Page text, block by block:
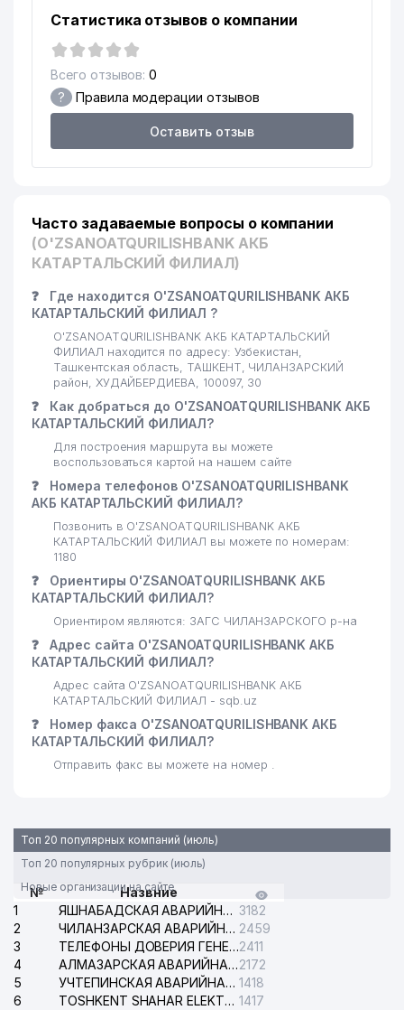
16 KOMILA-SERVIS ООО 825 м
EUROASIA INSURANCE СП ООО
18
PROVENT AIRCOOL
ENGINEERING ООО
19 ENERGOREMONT ПП 846 м
АВТОМОБИЛЬНЫХ
ПЕРЕВОЗЧИКОВ УЗБЕКИСТАНА
21 ASTER IT SERVICE ООО
22 FIDO-BIZNES ООО
23 BILIMINTERTRANS ООО 925 м
ARS-INFORM ООО
25
ПАРК КУЛЬТУРЫ И ОТДЫХА им.
ГАФУРА ГУЛЯМА
26 ALMAZMED ООО 989 м
27
АКАДЕМИЧЕСКИЙ ЛИЦЕЙ
УНИВЕРСИТЕТА УЗБЕКИСТАНА
(НУУз) им. СИРОЖИДДИНОВА
990 м
Статистика отзывов о компании
Всего отзывов: 0
? Правила модерации отзывов
Оставить отзыв
Часто задаваемые вопросы о компании
(O'ZSANOATQURILISHBANK АКБ
КАТАРТАЛЬСКИЙ ФИЛИАЛ)
❓
Где находится O'ZSANOATQURILISHBANK АКБ
КАТАРТАЛЬСКИЙ ФИЛИАЛ ?
O'ZSANOATQURILISHBANK АКБ КАТАРТАЛЬСКИЙ
ФИЛИАЛ находится по адресу: Узбекистан,
Ташкентская область, ТАШКЕНТ, ЧИЛАНЗАРСКИЙ
район, ХУДАЙБЕРДИЕВА, 100097, 30
❓
Как добраться до O'ZSANOATQURILISHBANK АКБ
КАТАРТАЛЬСКИЙ ФИЛИАЛ?
Для построения маршрута вы можете
воспользоваться картой на нашем сайте
❓
Номера телефонов O'ZSANOATQURILISHBANK
АКБ КАТАРТАЛЬСКИЙ ФИЛИАЛ?
Позвонить в O'ZSANOATQURILISHBANK АКБ
КАТАРТАЛЬСКИЙ ФИЛИАЛ вы можете по номерам:
1180
❓
Ориентиры O'ZSANOATQURILISHBANK АКБ
КАТАРТАЛЬСКИЙ ФИЛИАЛ?
Ориентиром являются: ЗАГС ЧИЛАНЗАРСКОГО р-на
❓
Адрес сайта O'ZSANOATQURILISHBANK АКБ
КАТАРТАЛЬСКИЙ ФИЛИАЛ?
Адрес сайта O'ZSANOATQURILISHBANK АКБ
КАТАРТАЛЬСКИЙ ФИЛИАЛ - sqb.uz
❓
Номер факса O'ZSANOATQURILISHBANK АКБ
КАТАРТАЛЬСКИЙ ФИЛИАЛ?
Отправить факс вы можете на номер .
Топ 20 популярных компаний (июль)
Топ 20 популярных рубрик (июль)
Новые организации на сайте
№
Назвние
1
ЯШНАБАДСКАЯ АВАРИЙНАЯ СЛУЖБА ЭЛЕКТРОСЕТИ 3182
2
ЧИЛАНЗАРСКАЯ АВАРИЙНАЯ СЛУЖБА ЭЛЕКТРОСЕТИ 2459
3
ТЕЛЕФОНЫ ДОВЕРИЯ ГЕНЕРАЛЬНОЙ ПРОКУРАТУРЫ РЕСПУБЛИКИ УЗБЕКИСТАН2411
4
АЛМАЗАРСКАЯ АВАРИЙНАЯ СЛУЖБА ЭЛЕКТРОСЕТИ2172
5
УЧТЕПИНСКАЯ АВАРИЙНАЯ СЛУЖБА ЭЛЕКТРОСЕТИ 1418
6
TOSHKENT SHAHAR ELEKTR TARMOQLARI KORXONASI АО 1417